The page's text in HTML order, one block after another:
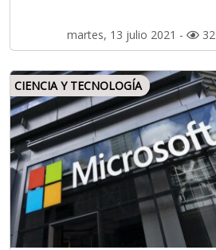
martes, 13 julio 2021 - 32
CIENCIA Y TECNOLOGÍA